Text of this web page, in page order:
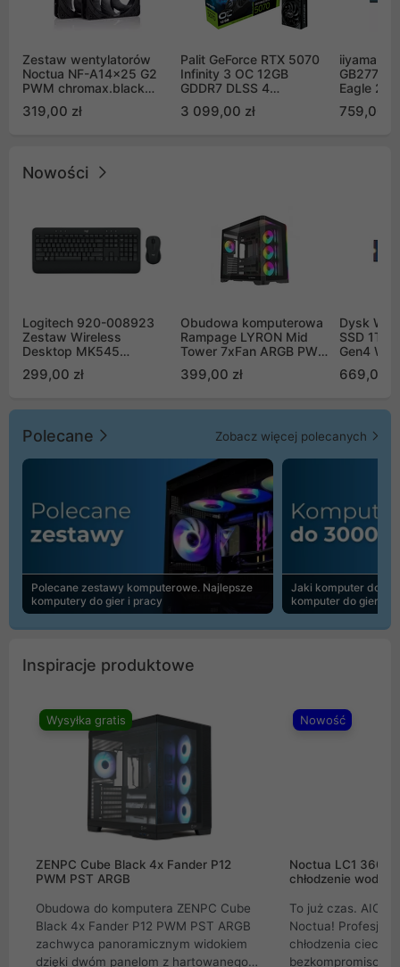
Zestaw wentylatorów
Noctua NF-A14x25 G2
PWM chromax.black
Push Pull (2szt)
319,00 zł
Palit GeForce RTX 5070
Infinity 3 OC 12GB
GDDR7 DLSS 4
GB2050S)
3 099,00 zł
iiyama G-
Eagle 27"
759,00 zł
Nowości
Logitech 920-008923
Zestaw Wireless
Desktop MK545
299,00 zł
Obudowa komputerowa
Rampage LYRON Mid
Tower 7xFan ARGB PWM
399,00 zł
Dysk WD
SSD 1TB
Gen4
669,00
Polecane Zobacz więcej polecanych
Polecane zestawy komputerowe. Najlepsze
komputery do gier i pracy
Jaki komputer do
komputer do gier |
Inspiracje produktowe
Wysyłka gratis
ZENPC Cube Black 4x Fander P12
PWM PST ARGB
Obudowa do komputera ZENPC Cube
Black 4x Fander P12 PWM PST ARGB
zachwyca panoramicznym widokiem
dzięki dwóm panelom z hartowanego
Nowość
Noctua LC1
chłodzenie wodne
To już czas. AIO
Noctua!
chłodzenia cieczą